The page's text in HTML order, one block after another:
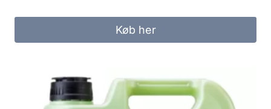
Køb her